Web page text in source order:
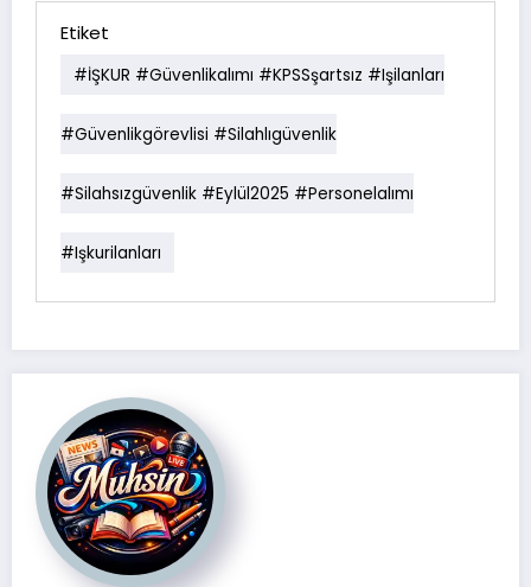
Etiket
#İŞKUR #güvenlikalımı #KPSSşartsız #işilanları
#güvenlikgörevlisi #silahlıgüvenlik
#silahsızgüvenlik #Eylül2025 #personelalımı
#işkurilanları